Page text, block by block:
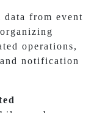
data from event
operations,
notification